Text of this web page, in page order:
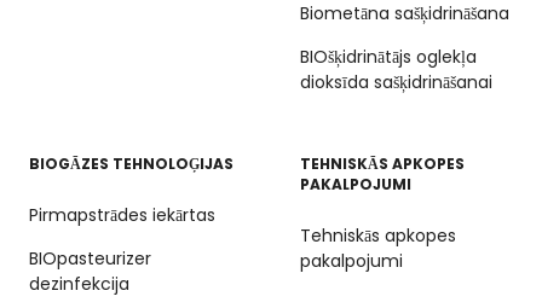
Biometāna sašķidrināšana
BIOšķidrinātājs oglekļa
dioksīda sašķidrināšanai
BIOGĀZES TEHNOLOĢIJAS
Pirmapstrādes iekārtas
BIOpasteurizer
dezinfekcija
TEHNISKĀS APKOPES
PAKALPOJUMI
Tehniskās apkopes
pakalpojumi